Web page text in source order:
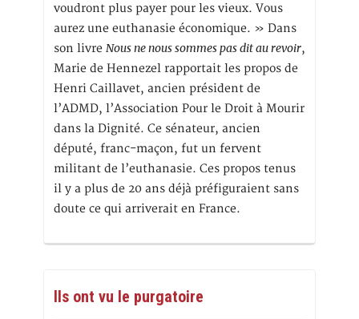
voudront plus payer pour les vieux. Vous
aurez une euthanasie économique. » Dans
son livre Nous ne nous sommes pas dit au revoir,
Marie de Hennezel rapportait les propos de
Henri Caillavet, ancien président de
l’ADMD, l’Association Pour le Droit à Mourir
dans la Dignité. Ce sénateur, ancien
député, franc-maçon, fut un fervent
militant de l’euthanasie. Ces propos tenus
il y a plus de 20 ans déjà préfiguraient sans
doute ce qui arriverait en France.
Ils ont vu le purgatoire